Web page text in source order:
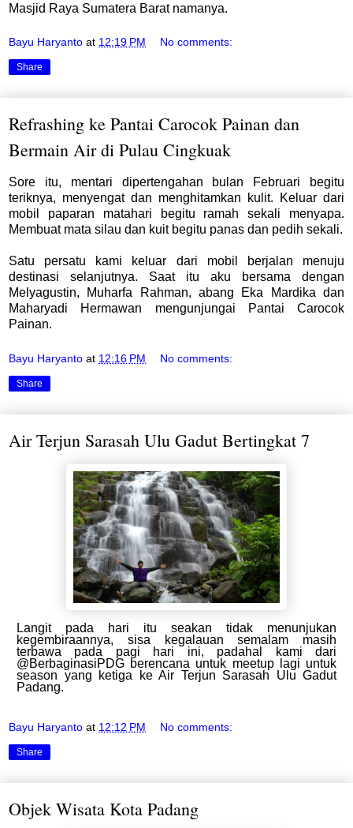
Masjid Raya Sumatera Barat namanya.
Bayu Haryanto at 12:19 PM No comments:
Share
Refrashing ke Pantai Carocok Painan dan
Bermain Air di Pulau Cingkuak
Sore itu, mentari dipertengahan bulan Februari begitu
teriknya, menyengat dan menghitamkan kulit. Keluar dari
mobil paparan matahari begitu ramah sekali menyapa.
Membuat mata silau dan kuit begitu panas dan pedih sekali.
Satu persatu kami keluar dari mobil berjalan menuju
destinasi selanjutnya. Saat itu aku bersama dengan
Melyagustin, Muharfa Rahman, abang Eka Mardika dan
Maharyadi Hermawan mengunjungai Pantai Carocok
Painan.
Bayu Haryanto at 12:16 PM No comments:
Share
Air Terjun Sarasah Ulu Gadut Bertingkat 7
Langit pada hari itu seakan tidak menunjukan
kegembiraannya, sisa kegalauan semalam masih
terbawa pada pagi hari ini, padahal kami dari
@BerbaginasiPDG berencana untuk meetup lagi untuk
season yang ketiga ke Air Terjun Sarasah Ulu Gadut
Padang.
Bayu Haryanto at 12:12 PM No comments:
Share
Objek Wisata Kota Padang